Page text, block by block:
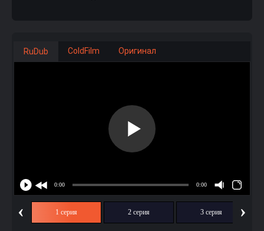
RuDub ColdFilm Оригинал
‹ 1 серия 2 серия 3 серия ›